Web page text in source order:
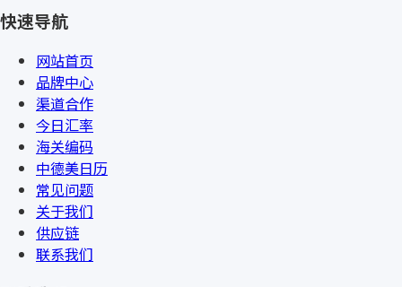
快速导航
网站首页
品牌中心
渠道合作
今日汇率
海关编码
中德美日历
常见问题
关于我们
供应链
联系我们